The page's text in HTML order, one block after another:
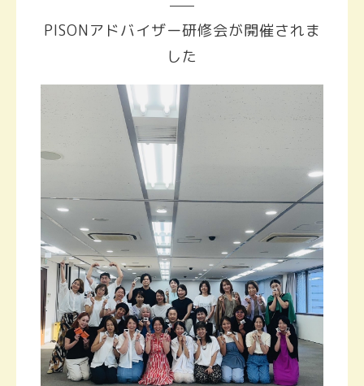
PISONアドバイザー研修会が開催されま
した